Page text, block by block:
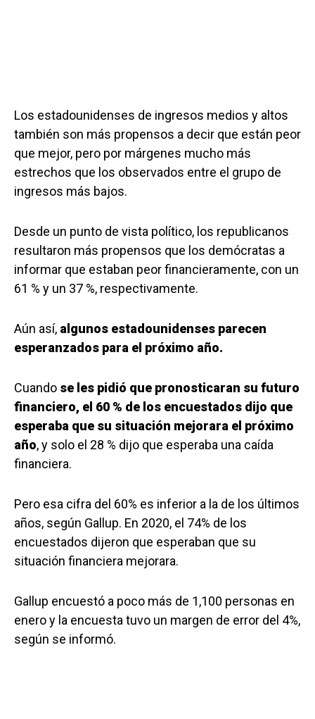
Los estadounidenses de ingresos medios y altos
también son más propensos a decir que están peor
que mejor, pero por márgenes mucho más
estrechos que los observados entre el grupo de
ingresos más bajos.
Desde un punto de vista político, los republicanos
resultaron más propensos que los demócratas a
informar que estaban peor financieramente, con un
61 % y un 37 %, respectivamente.
Aún así, algunos estadounidenses parecen
esperanzados para el próximo año.
Cuando se les pidió que pronosticaran su futuro
financiero, el 60 % de los encuestados dijo que
esperaba que su situación mejorara el próximo
año, y solo el 28 % dijo que esperaba una caída
financiera.
Pero esa cifra del 60% es inferior a la de los últimos
años, según Gallup. En 2020, el 74% de los
encuestados dijeron que esperaban que su
situación financiera mejorara.
Gallup encuestó a poco más de 1,100 personas en
enero y la encuesta tuvo un margen de error del 4%,
según se informó.